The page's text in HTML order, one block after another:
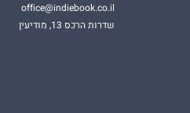
office@indiebook.co.il
שדרות הרכס 13, מודיעין